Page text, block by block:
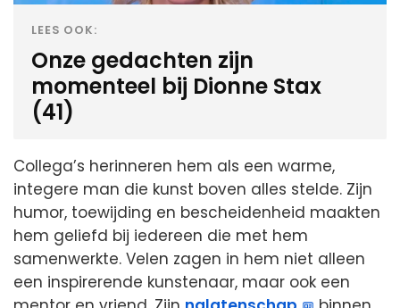
LEES OOK:
Onze gedachten zijn
momenteel bij Dionne Stax
(41)
Collega’s herinneren hem als een warme,
integere man die kunst boven alles stelde. Zijn
humor, toewijding en bescheidenheid maakten
hem geliefd bij iedereen die met hem
samenwerkte. Velen zagen in hem niet alleen
een inspirerende kunstenaar, maar ook een